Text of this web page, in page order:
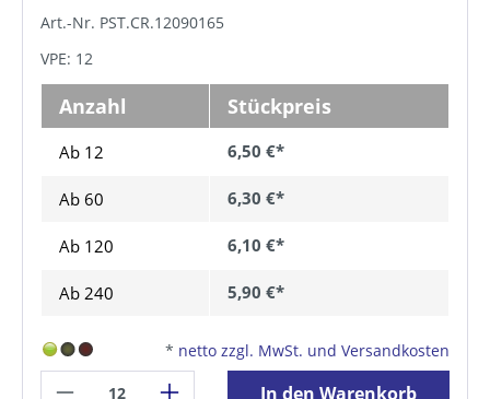
Art.-Nr. PST.CR.12090165
VPE: 12
Anzahl Stückpreis
Ab 12 6,50 €*
Ab 60 6,30 €*
Ab 120 6,10 €*
Ab 240 5,90 €*
* netto zzgl. MwSt. und Versandkosten
In den Warenkorb